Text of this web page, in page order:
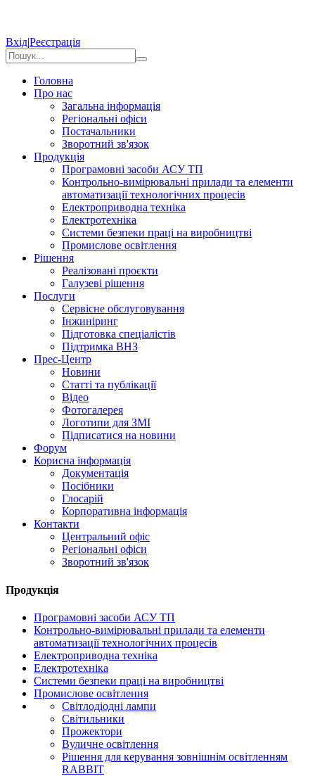
Вхід|Реєстрація
Головна
Про нас
Загальна інформація
Регіональні офіси
Постачальники
Зворотний зв'язок
Продукція
Програмовні засоби АСУ ТП
Контрольно-вимірювальні прилади та елементи
автоматизації технологічних процесів
Електроприводна техніка
Електротехніка
Системи безпеки праці на виробництві
Промислове освітлення
Рішення
Реалізовані проєкти
Галузеві рішення
Послуги
Сервісне обслуговування
Інжиніринг
Підготовка спеціалістів
Підтримка ВНЗ
Прес-Центр
Новини
Статті та публікації
Відео
Фотогалерея
Логотипи для ЗМІ
Підписатися на новини
Форум
Корисна інформація
Документація
Посібники
Глосарій
Корпоративна інформація
Контакти
Центральний офіс
Регіональні офіси
Зворотний зв'язок
Продукція
Програмовні засоби АСУ ТП
Контрольно-вимірювальні прилади та елементи
автоматизації технологічних процесів
Електроприводна техніка
Електротехніка
Системи безпеки праці на виробництві
Промислове освітлення
Світлодіодні лампи
Світильники
Прожектори
Вуличне освітлення
Рішення для керування зовнішнім освітленням
RABBIT